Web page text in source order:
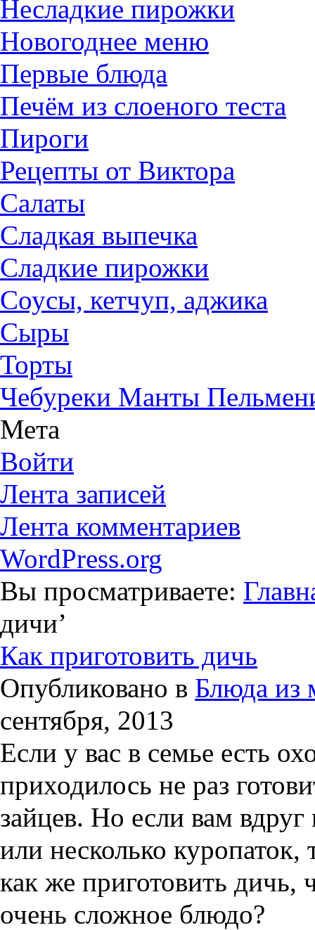
Несладкие пирожки
Новогоднее меню
Первые блюда
Печём из слоеного теста
Пироги
Рецепты от Виктора
Салаты
Сладкая выпечка
Сладкие пирожки
Соусы, кетчуп, аджика
Сыры
Торты
Чебуреки Манты
Мета
Войти
Лента записей
Лента комментариев
WordPress.org
Вы просматриваете:
дичи’
Как приготовить дичь
Опубликовано в Блюда из
сентября, 2013
Если у вас в семье есть
приходилось не раз
зайцев. Но если вам
или несколько куропаток,
как же приготовить
очень сложное блюдо?